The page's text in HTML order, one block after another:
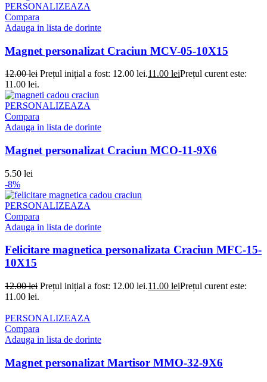
PERSONALIZEAZA
Compara
Adauga in lista de dorinte
Magnet personalizat Craciun MCV-05-10X15
12.00lei Prețul inițial a fost: 12.00 lei.11.00 leiPrețul curent este:
11.00 lei.
PERSONALIZEAZA
Compara
Adauga in lista de dorinte
Magnet personalizat Craciun MCO-11-9X6
5.50 lei
-8%
PERSONALIZEAZA
Compara
Adauga in lista de dorinte
Felicitare magnetica personalizata Craciun MFC-15-
10X15
12.00lei Prețul inițial a fost: 12.00 lei.11.00 leiPrețul curent este:
11.00 lei.
PERSONALIZEAZA
Compara
Adauga in lista de dorinte
Magnet personalizat Martisor MMO-32-9X6